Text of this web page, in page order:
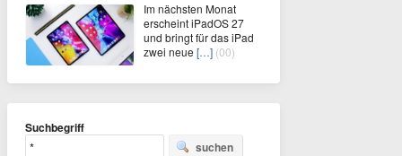
Im nächsten Monat
erscheint iPadOS 27
und bringt für das iPad
zwei neue […] (00)
Suchbegriff
suchen